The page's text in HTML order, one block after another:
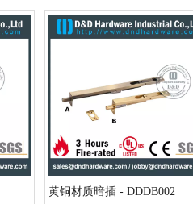
黄铜材质暗插 - DDDB002